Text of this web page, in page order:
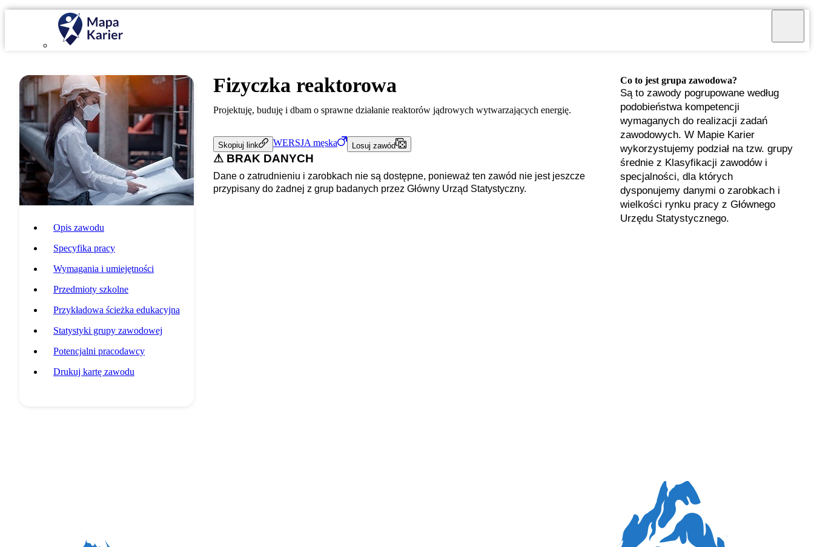
Opis zawodu
Specyfika pracy
Wymagania i umiejętności
Przedmioty szkolne
Przykładowa ścieżka edukacyjna
Statystyki grupy zawodowej
Potencjalni pracodawcy
Drukuj kartę zawodu
Fizyczka reaktorowa
Projektuję, buduję i dbam o sprawne działanie reaktorów jądrowych wytwarzających energię.
Skopiuj link WERSJA męska Losuj zawód
⚠ BRAK DANYCH
Dane o zatrudnieniu i zarobkach nie są dostępne, ponieważ ten zawód nie jest jeszcze
przypisany do żadnej z grup badanych przez Główny Urząd Statystyczny.
Co to jest grupa zawodowa?
Są to zawody pogrupowane według
podobieństwa kompetencji
wymaganych do realizacji zadań
zawodowych. W Mapie Karier
wykorzystujemy podział na tzw. grupy
średnie z Klasyfikacji zawodów i
specjalności, dla których
dysponujemy danymi o zarobkach i
wielkości rynku pracy z Głównego
Urzędu Statystycznego.